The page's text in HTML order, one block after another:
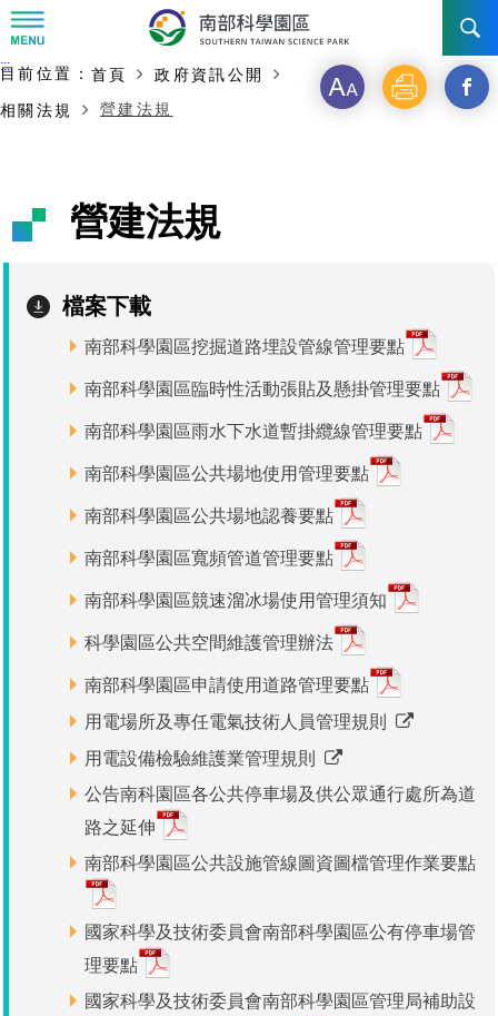
訊息公告
新聞資料專區
徵才公告
園區電子看板專區
發展沿革
大事紀
局長小檔案
機關組織
組織架構
組織職掌
管理局位置
年度工作展望
國家科學及技術委員會重大政策
廉政園地
工作職掌與聯絡管道
廉政反貪、防貪專區
公職人員及關係人補助交易身分關係公開專區
機關採購廉政平臺
獲獎記錄
檔案應用服務須知
檔案應用及宣導活動
檔案教育訓練及標竿學習
檔案管理局相關連結
WebMail(新)
認識園區
簡介
土地規劃
水電供應
園區土地廠房宿舍出租資訊
污水處理廠
高雄園區
競爭優勢
土地規劃
水電供應
污水處理廠
簡介
競爭優勢
土地規劃
園區土地廠房宿舍出租資訊
污水處理廠
新設園區
交通資訊
廠商名錄
園區公會資訊
研究機構
育成中心
文化藝術
公共藝術
考古遺址
南科新港堂
園區生活
生活服務
園區宿舍簡介
自行車道網
南科實中
人文景觀地圖
南科AI_ROBOT自造基地
南科創業工坊
永續園區
企業社會責任
永續LOHAS綠色園區
生態資產
「沙崙生態科學園區生態保育協作平台」公開資訊
網站
廠商服務
入區申辦流程
申辦案件處理時限
工商業務
通關業務
工安管理
環保管理
勞資管理
建築管理
電子公文交換
相關費用
園區事業管理費
宿舍租金費用
污水費
廢棄物清除處理費
科學園區廠商服務網
園區培訓課程
科學園區人才培育補助計畫
敦親睦鄰經費補助
園區參訪申請
性平專區
園區廠商採購資訊
主要內容開始
:::
目前位置： 首頁
政府資訊公開
相關法規
營建法規
字 列 另
分
享
營建法規
檔案下載
南部科學園區挖掘道路埋設管線管理要點
南部科學園區臨時性活動張貼及懸掛管理要點
南部科學園區雨水下水道暫掛纜線管理要點
南部科學園區公共場地使用管理要點
南部科學園區公共場地認養要點
南部科學園區寬頻管道管理要點
南部科學園區競速溜冰場使用管理須知
科學園區公共空間維護管理辦法
南部科學園區申請使用道路管理要點
用電場所及專任電氣技術人員管理規則
用電設備檢驗維護業管理規則
公告南科園區各公共停車場及供公眾通行處所為道
路之延伸
南部科學園區公共設施管線圖資圖檔管理作業要點
國家科學及技術委員會南部科學園區公有停車場管
理要點
國家科學及技術委員會南部科學園區管理局補助設